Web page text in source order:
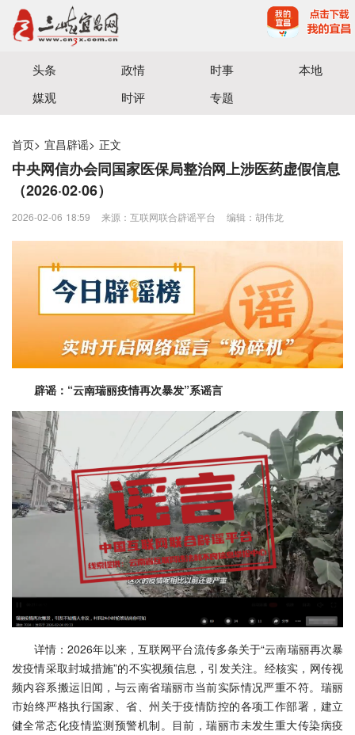
宜昌三峡融媒体中心主办
头条 政情 时事
本地
媒观
时评 专题
首页> 宜昌辟谣> 正文
中央网信办会同国家医保局整治网上涉医药虚假信息
（2026·02·06）
2026-02-06 18:59 来源：互联网联合辟谣平台 编辑：胡伟龙
辟谣：“云南瑞丽疫情再次暴发”系谣言
详情：2026年以来，互联网平台流传多条关于“云南瑞丽再次暴
发疫情采取封城措施”的不实视频信息，引发关注。经核实，网传视
频内容系搬运旧闻，与云南省瑞丽市当前实际情况严重不符。瑞丽
市始终严格执行国家、省、州关于疫情防控的各项工作部署，建立
健全常态化疫情监测预警机制。目前，瑞丽市未发生重大传染病疫